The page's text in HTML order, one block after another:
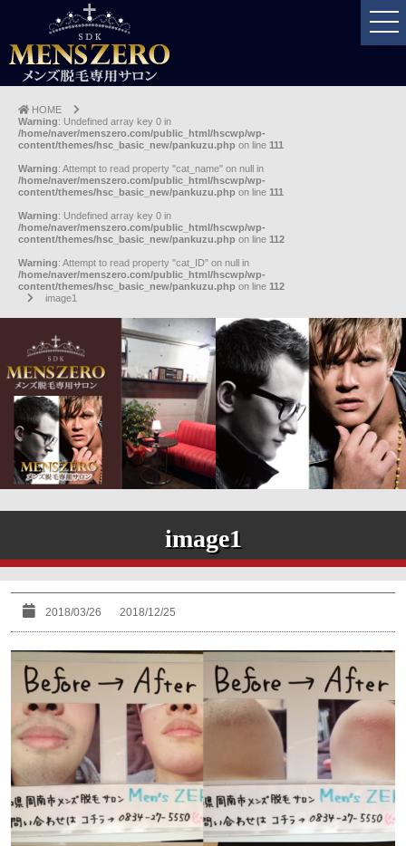
HOME
Warning: Undefined array key 0 in
/home/naver/menszero.com/public_html/hscwp/wp-
content/themes/hsc_basic_new/pankuzu.php on line 111
Warning: Attempt to read property "cat_name" on null in
/home/naver/menszero.com/public_html/hscwp/wp-
content/themes/hsc_basic_new/pankuzu.php on line 111
Warning: Undefined array key 0 in
/home/naver/menszero.com/public_html/hscwp/wp-
content/themes/hsc_basic_new/pankuzu.php on line 112
Warning: Attempt to read property "cat_ID" on null in
/home/naver/menszero.com/public_html/hscwp/wp-
content/themes/hsc_basic_new/pankuzu.php on line 112
image1
image1
2018/03/26 2018/12/25